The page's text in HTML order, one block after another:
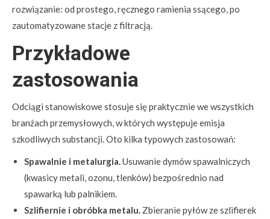
rozwiązanie: od prostego, ręcznego ramienia ssącego, po
zautomatyzowane stacje z filtracją.
Przykładowe
zastosowania
Odciągi stanowiskowe stosuje się praktycznie we wszystkich
branżach przemysłowych, w których występuje emisja
szkodliwych substancji. Oto kilka typowych zastosowań:
Spawalnie i metalurgia. Usuwanie dymów spawalniczych
(kwasicy metali, ozonu, tlenków) bezpośrednio nad
spawarką lub palnikiem.
Szlifiernie i obróbka metalu. Zbieranie pyłów ze szlifierek